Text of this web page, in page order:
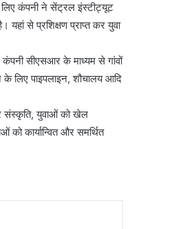
कंपनी ने सेंट्रल इंस्टीट्यूट
से प्रशिक्षण प्राप्त कर युवा
कंपनी सीएसआर के माध्यम से गांवों
लिए पाइपलाइन, शौचालय आदि
संस्कृति, युवाओं को खेल
कार्यान्वित और समर्थित